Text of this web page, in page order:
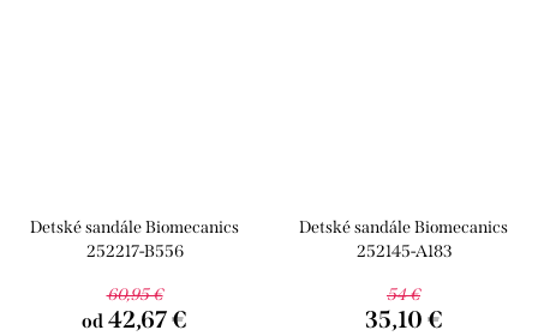
Detské sandále Biomecanics
252217-B556
60,95 €
od 42,67 €
Detské sandále Biomecanics
252145-A183
54 €
35,10 €